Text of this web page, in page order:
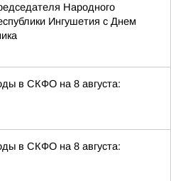
Народного
Ингушетия с Днем
в СКФО на 8 августа:
в СКФО на 8 августа: